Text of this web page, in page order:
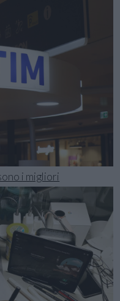
i migliori